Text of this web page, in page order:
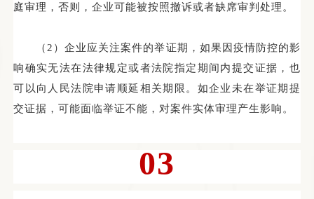
庭审理，否则，企业可能被按照撤诉或者缺席审判处理。
（ 2）企业应关注案件的举证期，如果因疫情防控的影
响确实无法在法律规定或者法院指定期间内提交证据，也
可以向人民法院申请顺延相关期限。如企业未在举证期提
交证据，可能面临举证不能，对案件实体审理产生影响。
03